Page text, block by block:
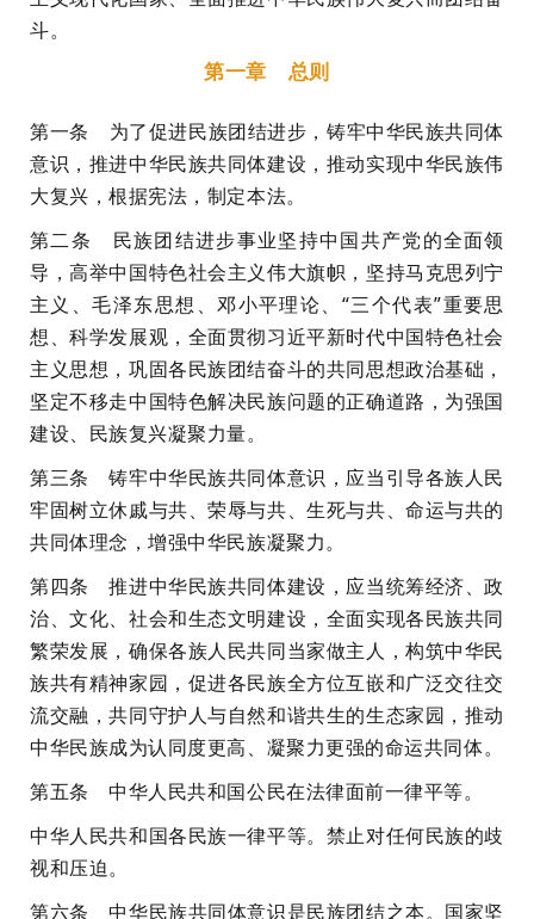
斗。
第一章 总则
第一条 为了促进民族团结进步，铸牢中华民族共同体
意识，推进中华民族共同体建设，推动实现中华民族伟
大复兴，根据宪法，制定本法。
第二条 民族团结进步事业坚持中国共产党的全面领
导，高举中国特色社会主义伟大旗帜，坚持马克思列宁
主义、毛泽东思想、邓小平理论、“三个代表”重要思
想、科学发展观，全面贯彻习近平新时代中国特色社会
主义思想，巩固各民族团结奋斗的共同思想政治基础，
坚定不移走中国特色解决民族问题的正确道路，为强国
建设、民族复兴凝聚力量。
第三条 铸牢中华民族共同体意识，应当引导各族人民
牢固树立休戚与共、荣辱与共、生死与共、命运与共的
共同体理念，增强中华民族凝聚力。
第四条 推进中华民族共同体建设，应当统筹经济、政
治、文化、社会和生态文明建设，全面实现各民族共同
繁荣发展，确保各族人民共同当家做主人，构筑中华民
族共有精神家园，促进各民族全方位互嵌和广泛交往交
流交融，共同守护人与自然和谐共生的生态家园，推动
中华民族成为认同度更高、凝聚力更强的命运共同体。
第五条 中华人民共和国公民在法律面前一律平等。
中华人民共和国各民族一律平等。禁止对任何民族的歧
视和压迫。
第六条 中华民族共同体意识是民族团结之本。国家坚